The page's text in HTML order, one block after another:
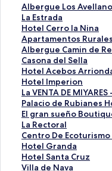
Albergue Los
E
n
l
a
c
e
p
a
r
a
a
b
r
i
r
l
La Estrada
E
n
l
a
c
e
p
a
r
a
a
b
r
i
r
Hotel Cerro la Nina
E
n
l
a
c
e
p
a
r
a
a
b
r
i
Apartamentos
E
n
l
a
c
e
p
a
r
a
a
b
r
Albergue Camin de
E
n
l
a
c
e
p
a
r
a
a
b
Casona del Sella
E
n
l
a
c
e
p
a
r
a
a
Hotel Acebos
E
n
l
a
c
e
p
a
r
a
Hotel Imperion
E
n
l
a
c
e
p
a
r
La VENTA DE
E
n
l
a
c
e
p
a
Palacio de Rubianes
E
n
l
a
c
e
p
El gran sueño
E
n
l
a
c
e
La Rectoral
E
n
l
a
c
Centro De
E
n
l
a
Hotel Granda
E
n
l
Hotel Santa Cruz
E
n
Villa de Nava
E